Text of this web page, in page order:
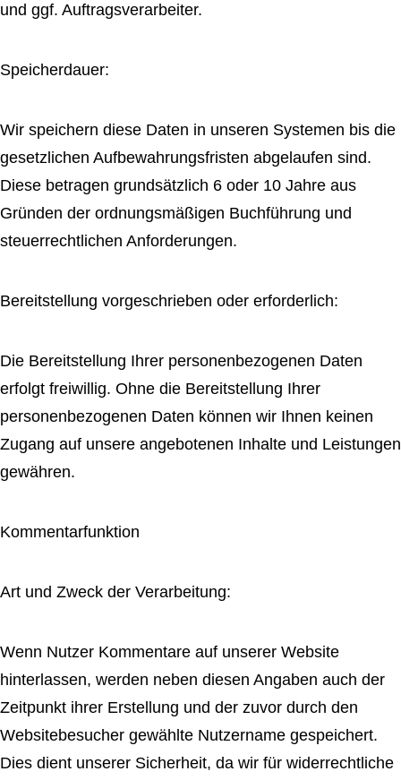
und ggf. Auftragsverarbeiter.
Speicherdauer:
Wir speichern diese Daten in unseren Systemen bis die
gesetzlichen Aufbewahrungsfristen abgelaufen sind.
Diese betragen grundsätzlich 6 oder 10 Jahre aus
Gründen der ordnungsmäßigen Buchführung und
steuerrechtlichen Anforderungen.
Bereitstellung vorgeschrieben oder erforderlich:
Die Bereitstellung Ihrer personenbezogenen Daten
erfolgt freiwillig. Ohne die Bereitstellung Ihrer
personenbezogenen Daten können wir Ihnen keinen
Zugang auf unsere angebotenen Inhalte und Leistungen
gewähren.
Kommentarfunktion
Art und Zweck der Verarbeitung:
Wenn Nutzer Kommentare auf unserer Website
hinterlassen, werden neben diesen Angaben auch der
Zeitpunkt ihrer Erstellung und der zuvor durch den
Websitebesucher gewählte Nutzername gespeichert.
Dies dient unserer Sicherheit, da wir für widerrechtliche